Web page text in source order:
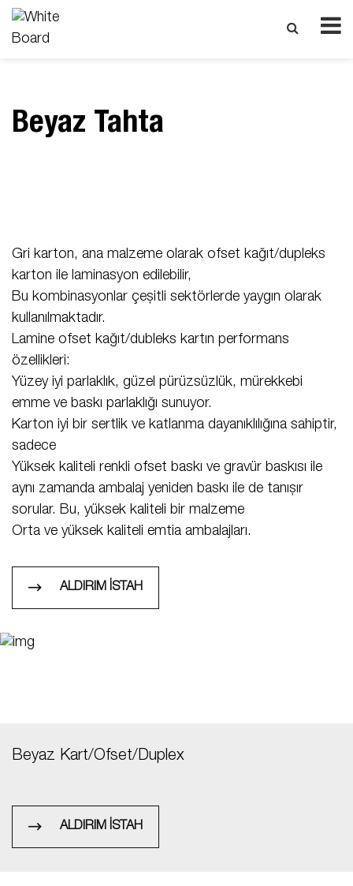
Beyaz Tahta
Gri karton, ana malzeme olarak ofset kağıt/dupleks
karton ile laminasyon edilebilir,
Bu kombinasyonlar çeşitli sektörlerde yaygın olarak
kullanılmaktadır.
Lamine ofset kağıt/dubleks kartın performans
özellikleri:
Yüzey iyi parlaklık, güzel pürüzsüzlük, mürekkebi
emme ve baskı parlaklığı sunuyor.
Karton iyi bir sertlik ve katlanma dayanıklılığına sahiptir,
sadece
Yüksek kaliteli renkli ofset baskı ve gravür baskısı ile
aynı zamanda ambalaj yeniden baskı ile de tanışır
sorular. Bu, yüksek kaliteli bir malzeme
Orta ve yüksek kaliteli emtia ambalajları.
ALDIRIM İSTAH
Beyaz Kart/Ofset/Duplex
ALDIRIM İSTAH